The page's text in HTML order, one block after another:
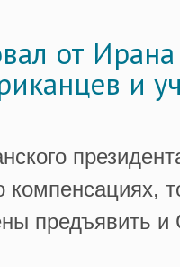
от
и
компенсациях,
предъявить